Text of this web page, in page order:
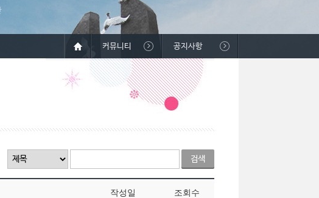
커뮤니티 공지사항
작성일 조회수